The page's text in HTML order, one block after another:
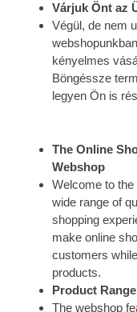
Várjuk Önt az
Végül, de nem
kényelmes
Böngéssze
legyen Ön is
The Online
Webshop
Welcome to
wide range of
shopping
make online
customers
products.
Product
The webshop